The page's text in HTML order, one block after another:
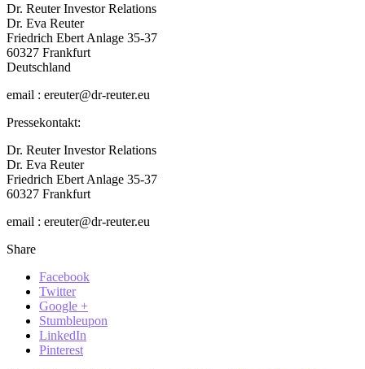
Dr. Reuter Investor Relations
Dr. Eva Reuter
Friedrich Ebert Anlage 35-37
60327 Frankfurt
Deutschland
email : ereuter@dr-reuter.eu
Pressekontakt:
Dr. Reuter Investor Relations
Dr. Eva Reuter
Friedrich Ebert Anlage 35-37
60327 Frankfurt
email : ereuter@dr-reuter.eu
Share
Facebook
Twitter
Google +
Stumbleupon
LinkedIn
Pinterest